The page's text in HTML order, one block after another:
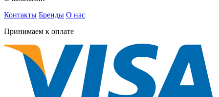
Контакты Бренды О нас
Принимаем к оплате